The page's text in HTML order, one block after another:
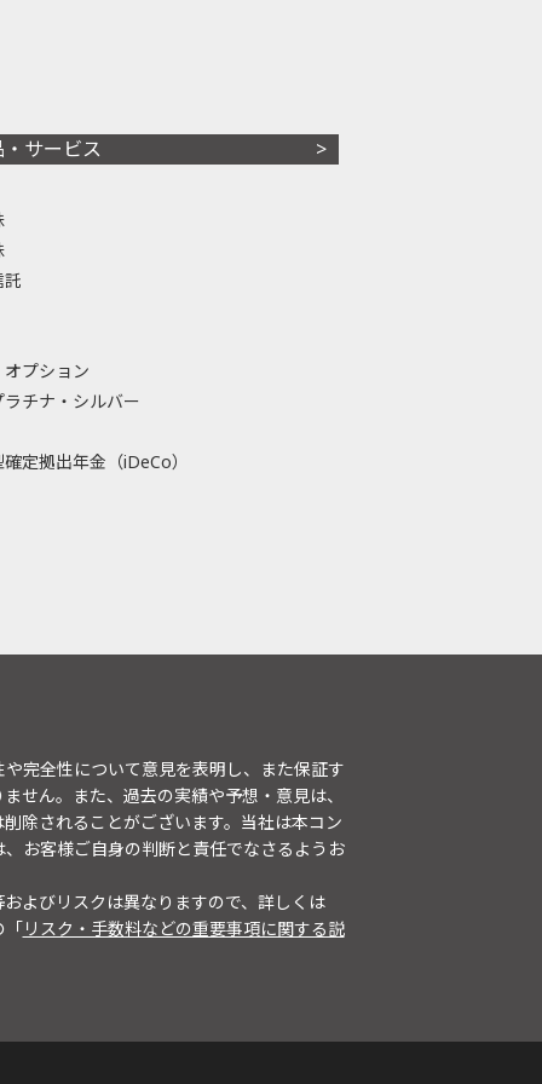
・サービス
託
プション
ラチナ・シルバー
定拠出年金（iDeCo）
完全性について意見を表明し、また保証す
せん。また、過去の実績や予想・意見は、
除されることがございます。当社は本コン
お客様ご自身の判断と責任でなさるようお
よびリスクは異なりますので、詳しくは
「リスク・手数料などの重要事項に関する説